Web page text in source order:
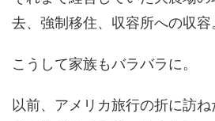
去、強制移住、収容所への収容
こうして家族もバラバラに。
以前、アメリカ旅行の折に訪